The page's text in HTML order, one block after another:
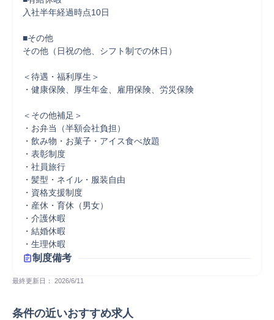
入社半年経過時点10日
■その他
その他（日祝の他、シフト制での休日）
＜待遇・福利厚生＞
・健康保険、厚生年金、雇用保険、労災保険
＜その他補足＞
・お弁当（半額会社負担）
・飲み物・お菓子・アイス食べ放題
・表彰制度
・社員旅行
・髪型・ネイル・服装自由
・資格支援制度
・産休・育休（男女）
・介護休暇
・結婚休暇
・生理休暇
制度備考
最終更新日： 2026/6/11
条件の近いおすすめ求人